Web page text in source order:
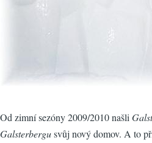
Od zimní sezóny 2009/2010 našli
Galsterbergusvůj nový domov. A to